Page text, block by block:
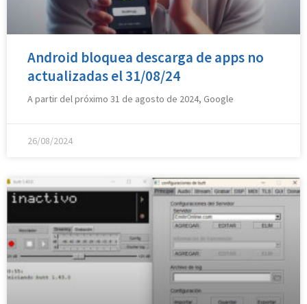
Android bloquea descarga de apps no
actualizadas el 31/08/24
A partir del próximo 31 de agosto de 2024, Google
26/08/2024